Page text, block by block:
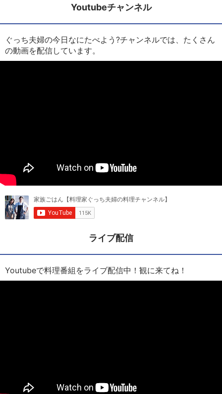
Youtubeチャンネル
ぐっち夫婦の今日なにたべよう?チャンネルでは、たくさん
の動画を配信しています。
ライブ配信
Youtubeで料理番組をライブ配信中！観に来てね！